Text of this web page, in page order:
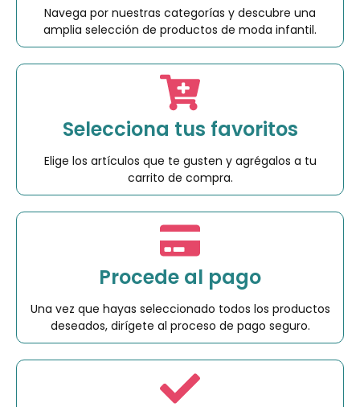
Navega por nuestras categorías y descubre una
amplia selección de productos de moda infantil.
Selecciona tus favoritos
Elige los artículos que te gusten y agrégalos a tu
carrito de compra.
Procede al pago
Una vez que hayas seleccionado todos los productos
deseados, dirígete al proceso de pago seguro.